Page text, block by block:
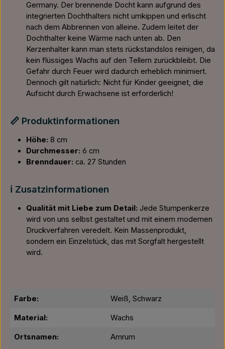
Germany. Der brennende Docht kann aufgrund des
integrierten Dochthalters nicht umkippen und erlischt
nach dem Abbrennen von alleine. Zudem leitet der
Dochthalter keine Wärme nach unten ab. Den
Kerzenhalter kann man stets rückstandslos reinigen, da
kein flüssiges Wachs auf den Tellern zurückbleibt. Die
Gefahr durch Feuer wird dadurch erheblich minimiert.
Dennoch gilt natürlich: Nicht für Kinder geeignet, die
Aufsicht durch Erwachsene ist erforderlich!
📏 Produktinformationen
Höhe: 8 cm
Durchmesser: 6 cm
Brenndauer: ca. 27 Stunden
ℹ️ Zusatzinformationen
Qualität mit Liebe zum Detail: Jede Stumpenkerze
wird von uns selbst gestaltet und mit einem modernen
Druckverfahren veredelt. Kein Massenprodukt,
sondern ein Einzelstück, das mit Sorgfalt hergestellt
wird.
Farbe: Weiß, Schwarz
Material: Wachs
Ortsnamen: Amrum